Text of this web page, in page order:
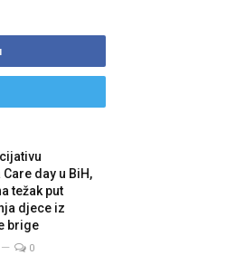
day u BiH,
težak put
djece iz
brige
0